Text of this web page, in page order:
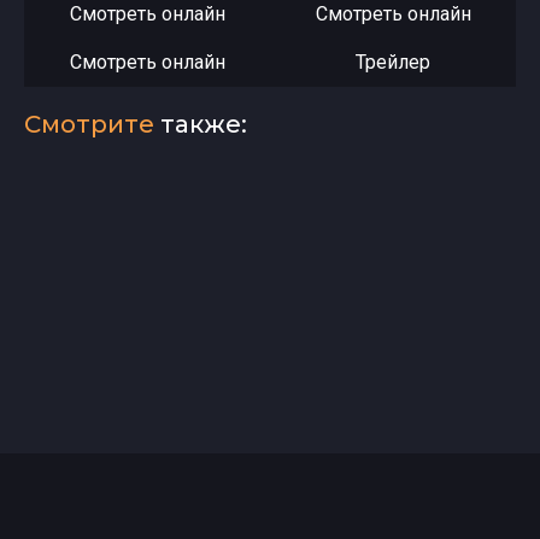
Смотреть онлайн Смотреть онлайн
Смотреть онлайн Трейлер
Смотрите также: